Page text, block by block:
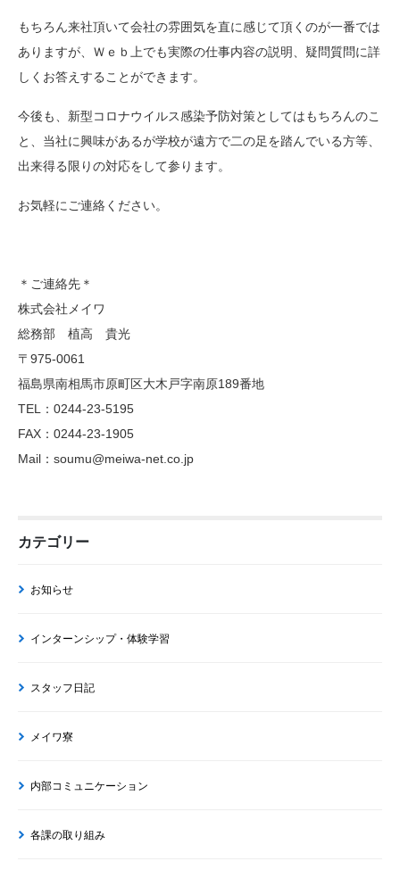
もちろん来社頂いて会社の雰囲気を直に感じて頂くのが一番では
ありますが、Ｗｅｂ上でも実際の仕事内容の説明、疑問質問に詳
しくお答えすることができます。
今後も、新型コロナウイルス感染予防対策としてはもちろんのこ
と、当社に興味があるが学校が遠方で二の足を踏んでいる方等、
出来得る限りの対応をして参ります。
お気軽にご連絡ください。
＊ご連絡先＊
株式会社メイワ
総務部 植高 貴光
〒975-0061
福島県南相馬市原町区大木戸字南原189番地
TEL：0244-23-5195
FAX：0244-23-1905
Mail：soumu@meiwa-net.co.jp
カテゴリー
お知らせ
インターンシップ・体験学習
スタッフ日記
メイワ寮
内部コミュニケーション
各課の取り組み